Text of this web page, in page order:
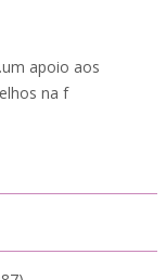
apoio aos
na f